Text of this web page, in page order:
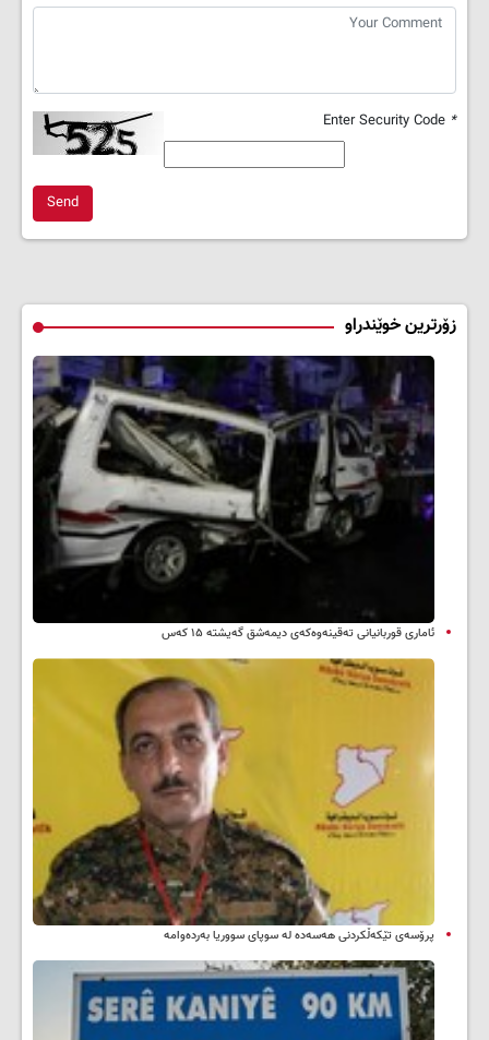
*
Send
زۆرترین خوێندراو
ئاماری قوربانیانی تەقینەوەکەی دیمەشق گەیشتە ۱۵ کەس
پرۆسەی تێکەڵکردنی هەسەدە لە سوپای سووریا بەردەوامە